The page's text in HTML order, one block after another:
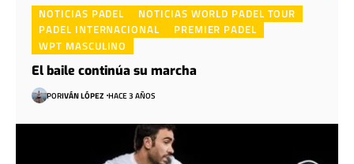
NOTICIAS PADEL
NOTICIAS WORLD PADEL TOUR
PADEL INTERNACIONAL
PREMIER PADEL
WPT MASCULINO
El baile continúa su marcha
PORIVÁN LÓPEZ HACE 3 AÑOS